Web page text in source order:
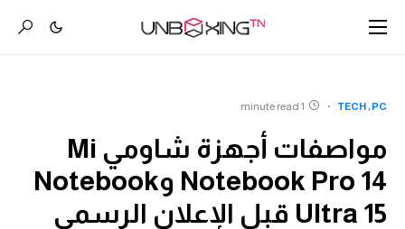
PC
TECH
1 minute read
مواصفات أجهزة شاومي Mi
Notebook Pro 14 وNotebook
Ultra 15 قبل الإعلان الرسمي